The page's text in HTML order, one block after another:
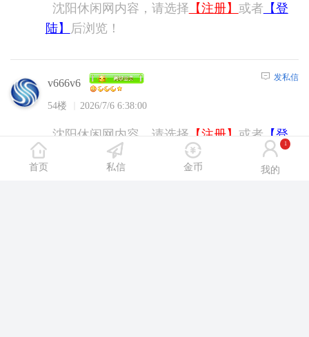
沈阳休闲网内容，请选择 【注册】 或者 【登
陆】
后浏览！
v666v6
54楼 2026/7/6 6:38:00
发私信
沈阳休闲网内容，请选择 【注册】 或者 【登
陆】
后浏览！
首页 私信 金币 我的
1